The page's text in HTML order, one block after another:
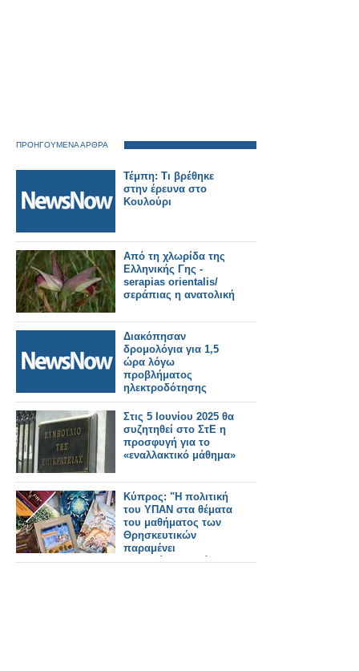
ΠΡΟΗΓΟΥΜΕΝΑ ΑΡΘΡΑ
Τέμπη: Τι βρέθηκε
στην έρευνα στο
Κουλούρι
Από τη χλωρίδα της
Ελληνικής Γης -
serapias orientalis/
σεράπιας η ανατολική
Διακόπησαν
δρομολόγια για 1,5
ώρα λόγω
προβλήματος
ηλεκτροδότησης
Στις 5 Ιουνίου 2025 θα
συζητηθεί στο ΣτΕ η
προσφυγή για το
«εναλλακτικό μάθημα»
Κύπρος: "Η πολιτική
του ΥΠΑΝ στα θέματα
του μαθήματος των
Θρησκευτικών
παραμένει
αναλλοίωτη κατά τα